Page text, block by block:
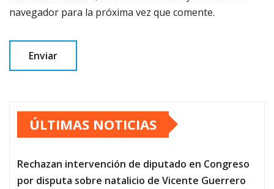
navegador para la próxima vez que comente.
ÚLTIMAS NOTICIAS
Rechazan intervención de diputado en Congreso
por disputa sobre natalicio de Vicente Guerrero